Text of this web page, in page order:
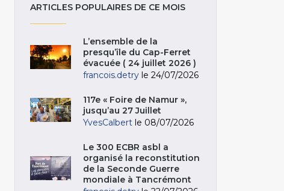
ARTICLES POPULAIRES DE CE MOIS
L’ensemble de la
presqu’île du Cap-Ferret
évacuée ( 24 juillet 2026 )
francois.detry le 24/07/2026
117e « Foire de Namur »,
jusqu’au 27 Juillet
YvesCalbert le 08/07/2026
Le 300 ECBR asbl a
organisé la reconstitution
de la Seconde Guerre
mondiale à Tancrémont